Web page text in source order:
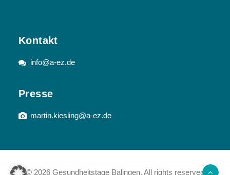
Kontakt
info@a-ez.de
Presse
martin.kiesling@a-ez.de
© 2026 Gesundheitstage Balingen. All rights reserved